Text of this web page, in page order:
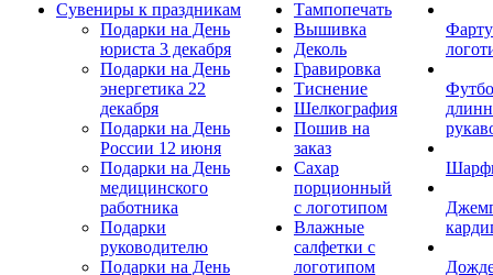
Сувениры к праздникам
Подарки на День
юриста 3 декабря
Подарки на День
энергетика 22
декабря
Подарки на День
России 12 июня
Подарки на День
медицинского
работника
Подарки
руководителю
Подарки на День
Тампопечать
Вышивка
Деколь
Гравировка
Тиснение
Шелкография
Пошив на
заказ
Сахар
порционный
с логотипом
Влажные
салфетки с
логотипом